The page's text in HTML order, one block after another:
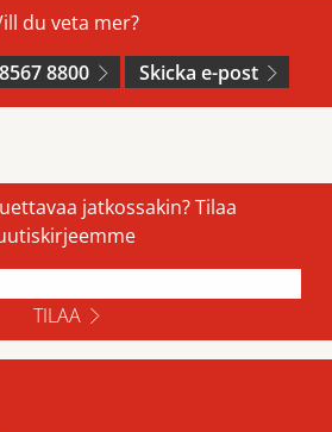
du veta mer?
8800
Skicka e-post
jatkossakin? Tilaa
TILAA